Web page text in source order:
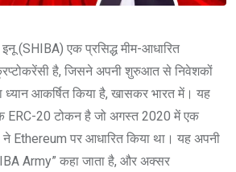
इनू (SHIBA) एक प्रसिद्ध मीम-आधारित
है, जिसने अपनी शुरुआत से निवेशकों
ध्यान आकर्षित किया है, खासकर भारत में। यह
ERC-20 टोकन है जो अगस्त 2020 में एक
Ethereum पर आधारित किया था। यह अपनी
Army” कहा जाता है, और अक्सर